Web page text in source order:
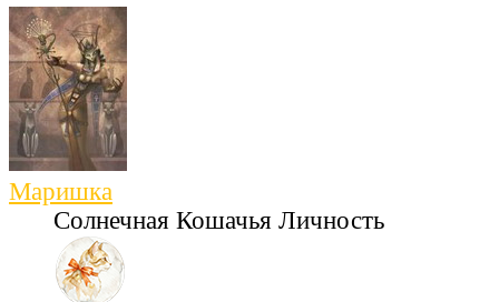
Маришка
Солнечная Кошачья Личность